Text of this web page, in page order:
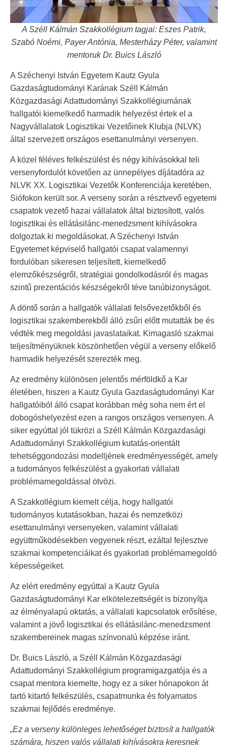
A Széll Kálmán Szakkollégium tagjai: Eszes Patrik,
Szabó Noémi, Payer Antónia, Mesterházy Péter, valamint
mentoruk Dr. Buics László
A Széchenyi István Egyetem Kautz Gyula
Gazdaságtudományi Karának Széll Kálmán
Közgazdasági Adattudományi Szakkollégiumának
hallgatói kiemelkedő harmadik helyezést értek el a
Nagyvállalatok Logisztikai Vezetőinek Klubja (NLVK)
által szervezett országos esettanulmányi versenyen.
A közel féléves felkészülést és négy kihívásokkal teli
versenyfordulót követően az ünnepélyes díjátadóra az
NLVK XX. Logisztikai Vezetők Konferenciája keretében,
Siófokon került sor. A verseny során a résztvevő egyetemi
csapatok vezető hazai vállalatok által biztosított, valós
logisztikai és ellátásilánc-menedzsment kihívásokra
dolgoztak ki megoldásokat. A Széchenyi István
Egyetemet képviselő hallgatói csapat valamennyi
fordulóban sikeresen teljesített, kiemelkedő
elemzőkészségről, stratégiai gondolkodásról és magas
szintű prezentációs készségekről téve tanúbizonyságot.
A döntő során a hallgatók vállalati felsővezetőkből és
logisztikai szakemberekből álló zsűri előtt mutatták be és
védték meg megoldási javaslataikat. Kimagasló szakmai
teljesítményüknek köszönhetően végül a verseny előkelő
harmadik helyezését szerezték meg.
Az eredmény különösen jelentős mérföldkő a Kar
életében, hiszen a Kautz Gyula Gazdaságtudományi Kar
hallgatóiból álló csapat korábban még soha nem ért el
dobogóshelyezést ezen a rangos országos versenyen. A
siker egyúttal jól tükrözi a Széll Kálmán Közgazdasági
Adattudományi Szakkollégium kutatás-orientált
tehetséggondozási modelljének eredményességét, amely
a tudományos felkészülést a gyakorlati vállalati
problémamegoldással ötvözi.
A Szakkollégium kiemelt célja, hogy hallgatói
tudományos kutatásokban, hazai és nemzetközi
esettanulmányi versenyeken, valamint vállalati
együttműködésekben vegyenek részt, ezáltal fejlesztve
szakmai kompetenciáikat és gyakorlati problémamegoldó
képességeiket.
Az elért eredmény egyúttal a Kautz Gyula
Gazdaságtudományi Kar elkötelezettségét is bizonyítja
az élményalapú oktatás, a vállalati kapcsolatok erősítése,
valamint a jövő logisztikai és ellátásilánc-menedzsment
szakembereinek magas színvonalú képzése iránt.
Dr. Buics László, a Széll Kálmán Közgazdasági
Adattudományi Szakkollégium programigazgatója és a
csapat mentora kiemelte, hogy ez a siker hónapokon át
tartó kitartó felkészülés, csapatmunka és folyamatos
szakmai fejlődés eredménye.
„Ez a verseny különleges lehetőséget biztosít a hallgatók
számára, hiszen valós vállalati kihívásokra keresnek